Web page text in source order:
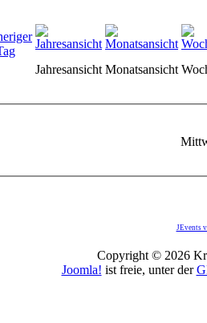
Jahresansicht Monatsansicht
JEvents
Copyright © 2026
Joomla! ist freie, unter der